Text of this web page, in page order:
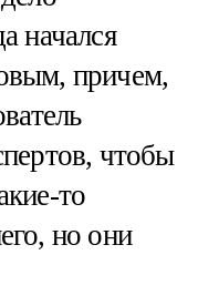
начался
причем,
чтобы
то
но они